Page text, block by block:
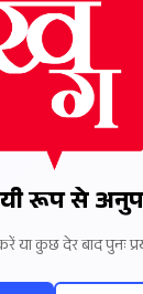
रूप से
या कुछ देर बाद पुनः